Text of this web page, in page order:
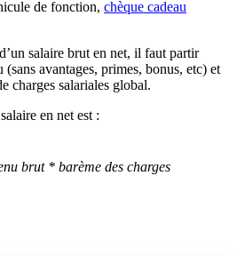
de fonction, chèque cadeau
salaire brut en net, il faut partir
(sans avantages, primes, bonus, etc) et
charges salariales global.
en net est :
brut * barème des charges